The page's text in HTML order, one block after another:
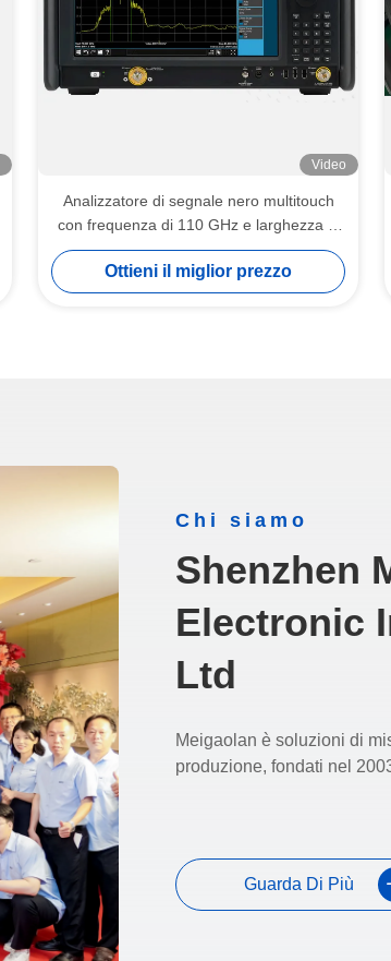
Video
Analizzatore di segnale nero multitouch
con frequenza di 110 GHz e larghezza di
banda di analisi di 1 GHz Analizzatore di
spettro serie UXA X
Ottieni il miglior prezzo
Chi siamo
Shenzhen
Electronic
Ltd
Meigaolan è soluzioni di
produzione, fondati nel
Guarda Di Più